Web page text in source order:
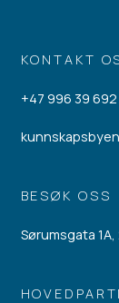
KONTAKT
+47 996 39 692
BESØK OSS
Sørumsgata